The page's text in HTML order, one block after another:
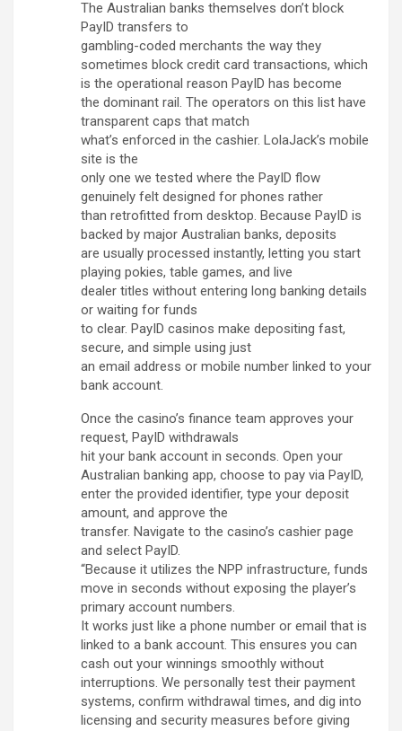
The Australian banks themselves don’t block
PayID transfers to
gambling-coded merchants the way they
sometimes block credit card transactions, which
is the operational reason PayID has become
the dominant rail. The operators on this list have
transparent caps that match
what’s enforced in the cashier. LolaJack’s mobile
site is the
only one we tested where the PayID flow
genuinely felt designed for phones rather
than retrofitted from desktop. Because PayID is
backed by major Australian banks, deposits
are usually processed instantly, letting you start
playing pokies, table games, and live
dealer titles without entering long banking details
or waiting for funds
to clear. PayID casinos make depositing fast,
secure, and simple using just
an email address or mobile number linked to your
bank account.
Once the casino’s finance team approves your
request, PayID withdrawals
hit your bank account in seconds. Open your
Australian banking app, choose to pay via PayID,
enter the provided identifier, type your deposit
amount, and approve the
transfer. Navigate to the casino’s cashier page
and select PayID.
“Because it utilizes the NPP infrastructure, funds
move in seconds without exposing the player’s
primary account numbers.
It works just like a phone number or email that is
linked to a bank account. This ensures you can
cash out your winnings smoothly without
interruptions. We personally test their payment
systems, confirm withdrawal times, and dig into
licensing and security measures before giving